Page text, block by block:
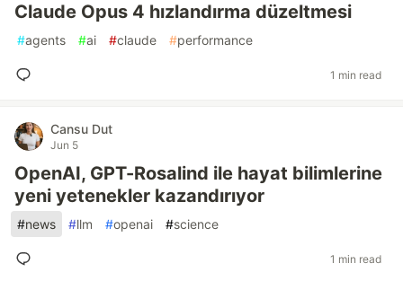
Claude Opus 4 hızlandırma düzeltmesi
#agents #ai #claude #performance
1 min read
Cansu Dut
Jun 5
OpenAI, GPT-Rosalind ile hayat bilimlerine
yeni yetenekler kazandırıyor
#news #llm #openai #science
1 min read